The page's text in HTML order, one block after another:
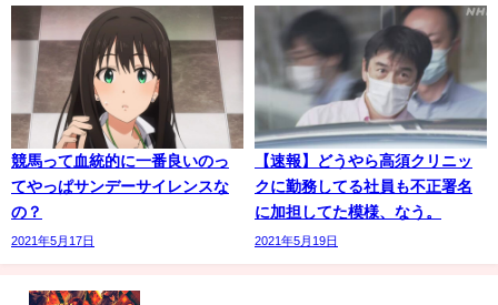
競馬って血統的に一番良いのっ
てやっぱサンデーサイレンスな
の？
2021年5月17日
【速報】どうやら高須クリニッ
クに勤務してる社員も不正署名
に加担してた模様、なう。
2021年5月19日